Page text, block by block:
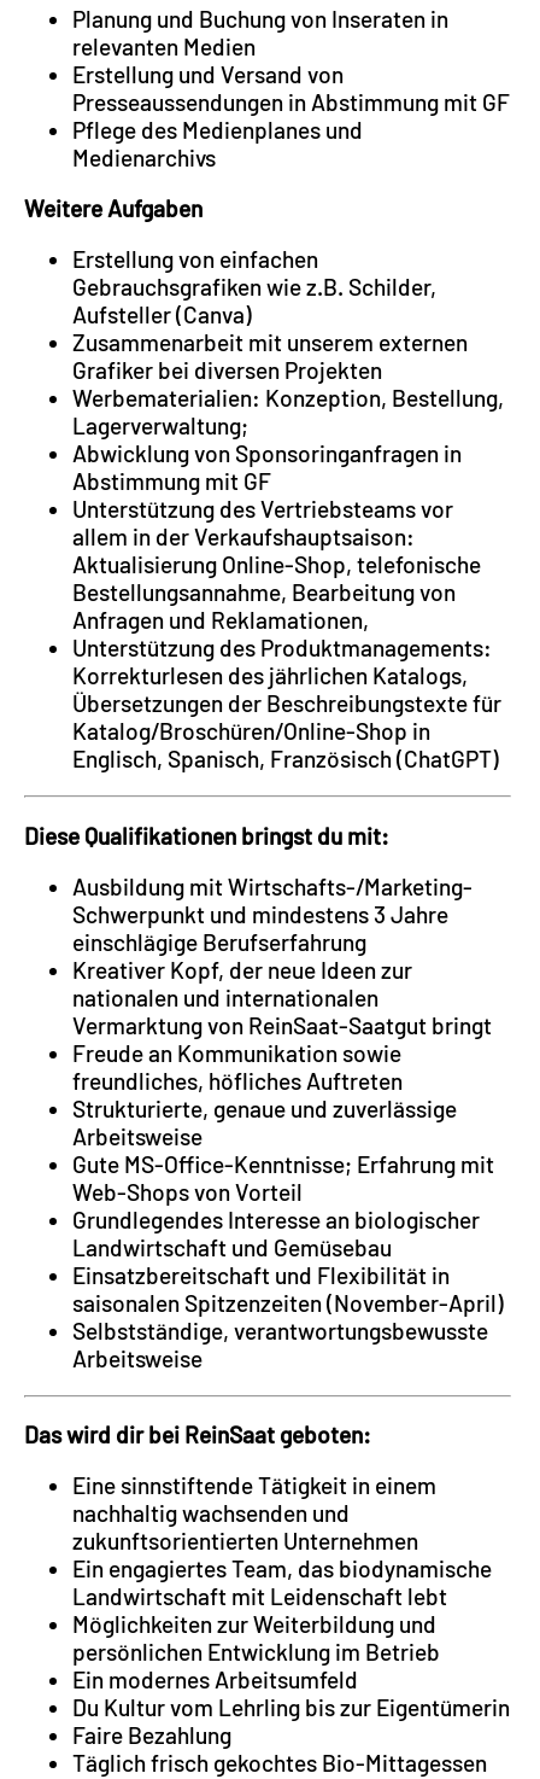
Planung und Buchung von Inseraten in
relevanten Medien
Erstellung und Versand von
Presseaussendungen in Abstimmung mit GF
Pflege des Medienplanes und
Medienarchivs
Weitere Aufgaben
Erstellung von einfachen
Gebrauchsgrafiken wie z.B. Schilder,
Aufsteller (Canva)
Zusammenarbeit mit unserem externen
Grafiker bei diversen Projekten
Werbematerialien: Konzeption, Bestellung,
Lagerverwaltung;
Abwicklung von Sponsoringanfragen in
Abstimmung mit GF
Unterstützung des Vertriebsteams vor
allem in der Verkaufshauptsaison:
Aktualisierung Online-Shop, telefonische
Bestellungsannahme, Bearbeitung von
Anfragen und Reklamationen,
Unterstützung des Produktmanagements:
Korrekturlesen des jährlichen Katalogs,
Übersetzungen der Beschreibungstexte für
Katalog/Broschüren/Online-Shop in
Englisch, Spanisch, Französisch (ChatGPT)
Diese Qualifikationen bringst du mit:
Ausbildung mit Wirtschafts-/Marketing-
Schwerpunkt und mindestens 3 Jahre
einschlägige Berufserfahrung
Kreativer Kopf, der neue Ideen zur
nationalen und internationalen
Vermarktung von ReinSaat-Saatgut bringt
Freude an Kommunikation sowie
freundliches, höfliches Auftreten
Strukturierte, genaue und zuverlässige
Arbeitsweise
Gute MS-Office-Kenntnisse; Erfahrung mit
Web-Shops von Vorteil
Grundlegendes Interesse an biologischer
Landwirtschaft und Gemüsebau
Einsatzbereitschaft und Flexibilität in
saisonalen Spitzenzeiten (November-April)
Selbstständige, verantwortungsbewusste
Arbeitsweise
Das wird dir bei ReinSaat geboten:
Eine sinnstiftende Tätigkeit in einem
nachhaltig wachsenden und
zukunftsorientierten Unternehmen
Ein engagiertes Team, das biodynamische
Landwirtschaft mit Leidenschaft lebt
Möglichkeiten zur Weiterbildung und
persönlichen Entwicklung im Betrieb
Ein modernes Arbeitsumfeld
Du Kultur vom Lehrling bis zur Eigentümerin
Faire Bezahlung
Täglich frisch gekochtes Bio-Mittagessen